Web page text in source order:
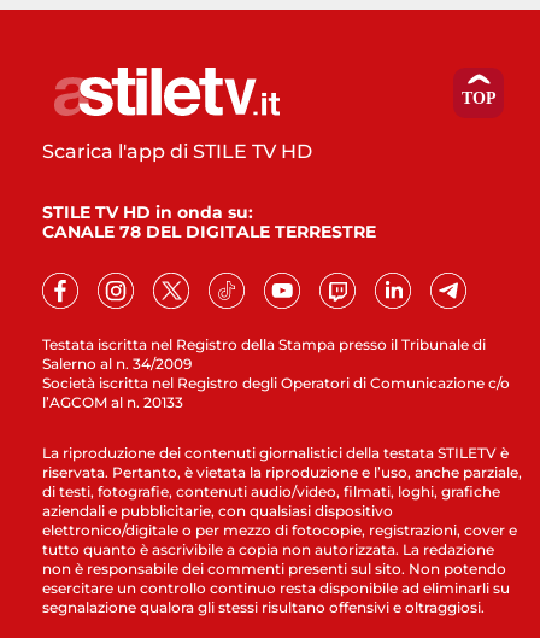
Testata iscritta nel Registro della Stampa presso il Tribunale di
Salerno al n. 34/2009
Società iscritta nel Registro degli Operatori di Comunicazione c/o
l’AGCOM al n. 20133
Scarica l'app di STILE TV HD
STILE TV HD in onda su:
CANALE 78 DEL DIGITALE TERRESTRE
La riproduzione dei contenuti giornalistici della testata STILETV è
riservata. Pertanto, è vietata la riproduzione e l’uso, anche parziale,
di testi, fotografie, contenuti audio/video, filmati, loghi, grafiche
aziendali e pubblicitarie, con qualsiasi dispositivo
elettronico/digitale o per mezzo di fotocopie, registrazioni, cover e
tutto quanto è ascrivibile a copia non autorizzata. La redazione
non è responsabile dei commenti presenti sul sito. Non potendo
esercitare un controllo continuo resta disponibile ad eliminarli su
segnalazione qualora gli stessi risultano offensivi e oltraggiosi.